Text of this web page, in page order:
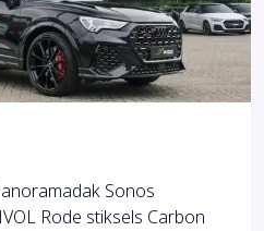
Sonos
Rode stiksels Carbon